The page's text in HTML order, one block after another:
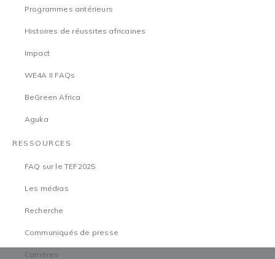
Programmes antérieurs
Histoires de réussites africaines
Impact
WE4A II FAQs
BeGreen Africa
Aguka
RESSOURCES
FAQ sur le TEF2025
Les médias
Recherche
Communiqués de presse
Carrières